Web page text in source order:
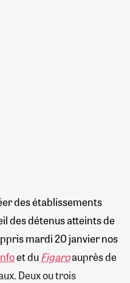
des établissements
des détenus atteints de
mardi 20 janvier nos
et duFigaroauprès de
Deux ou trois